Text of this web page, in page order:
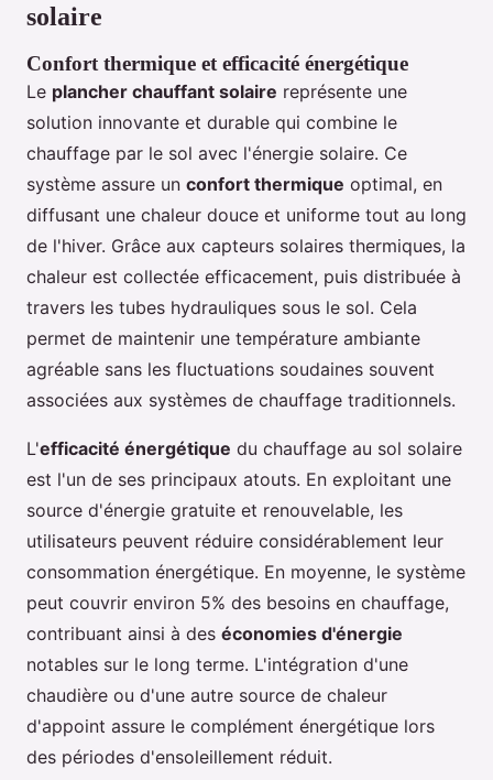
solaire
Confort thermique et efficacité énergétique
Le plancher chauffant solaire représente une
solution innovante et durable qui combine le
chauffage par le sol avec l'énergie solaire. Ce
système assure un confort thermique optimal, en
diffusant une chaleur douce et uniforme tout au long
de l'hiver. Grâce aux capteurs solaires thermiques, la
chaleur est collectée efficacement, puis distribuée à
travers les tubes hydrauliques sous le sol. Cela
permet de maintenir une température ambiante
agréable sans les fluctuations soudaines souvent
associées aux systèmes de chauffage traditionnels.
L'efficacité énergétique du chauffage au sol solaire
est l'un de ses principaux atouts. En exploitant une
source d'énergie gratuite et renouvelable, les
utilisateurs peuvent réduire considérablement leur
consommation énergétique. En moyenne, le système
peut couvrir environ 5% des besoins en chauffage,
contribuant ainsi à des économies d'énergie
notables sur le long terme. L'intégration d'une
chaudière ou d'une autre source de chaleur
d'appoint assure le complément énergétique lors
des périodes d'ensoleillement réduit.